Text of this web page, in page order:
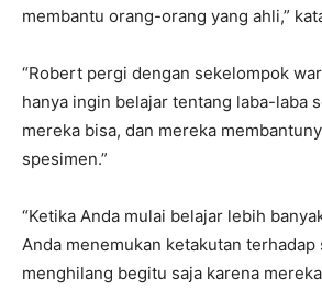
membantu orang-orang yang ahli,”
“Robert pergi dengan sekelompok
hanya ingin belajar tentang laba-laba
mereka bisa, dan mereka
spesimen.”
“Ketika Anda mulai belajar lebih
Anda menemukan ketakutan terhadap
menghilang begitu saja karena